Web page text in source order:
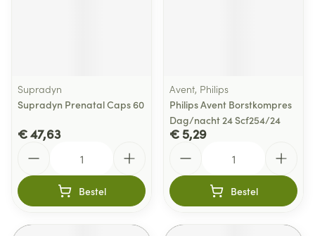
Supradyn
Supradyn Prenatal Caps 60
€ 47,63
Bestel
Avent, Philips
Philips Avent Borstkompres
Dag/nacht 24 Scf254/24
€ 5,29
Bestel